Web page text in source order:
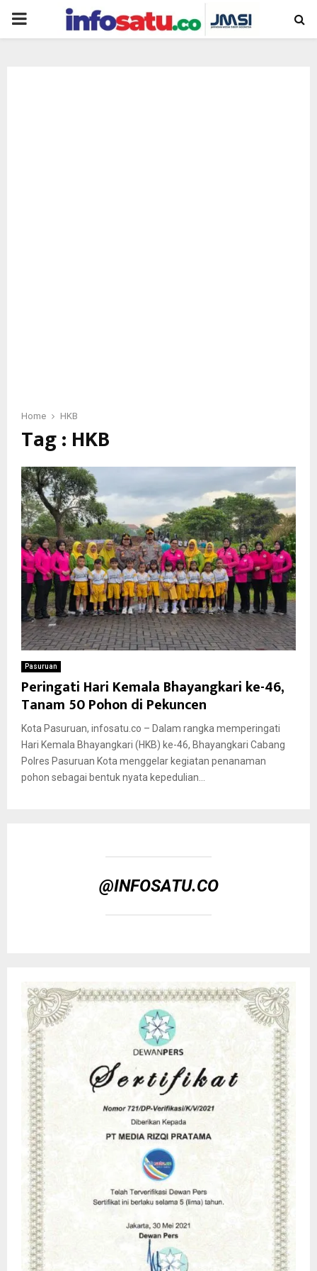
PRIMARY
Home HKB
Tag : HKB
Pasuruan
Peringati Hari Kemala Bhayangkari ke-46,
Tanam 50 Pohon di Pekuncen
Kota Pasuruan, infosatu.co – Dalam rangka memperingati
Hari Kemala Bhayangkari (HKB) ke-46, Bhayangkari Cabang
Polres Pasuruan Kota menggelar kegiatan penanaman
pohon sebagai bentuk nyata kepedulian...
@INFOSATU.CO